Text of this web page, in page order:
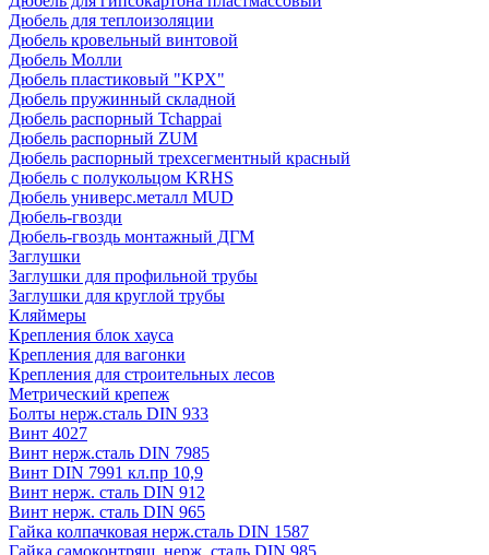
Дюбель для теплоизоляции
Дюбель кровельный винтовой
Дюбель Молли
Дюбель пластиковый "KPX"
Дюбель пружинный складной
Дюбель распорный Tchappai
Дюбель распорный ZUM
Дюбель распорный трехсегментный красный
Дюбель с полукольцом KRHS
Дюбель универс.металл MUD
Дюбель-гвозди
Дюбель-гвоздь монтажный ДГМ
Заглушки
Заглушки для профильной трубы
Заглушки для круглой трубы
Кляймеры
Крепления блок хауса
Крепления для вагонки
Крепления для строительных лесов
Метрический крепеж
Болты нерж.сталь DIN 933
Винт 4027
Винт нерж.сталь DIN 7985
Винт DIN 7991 кл.пр 10,9
Винт нерж. сталь DIN 912
Винт нерж. сталь DIN 965
Гайка колпачковая нерж.сталь DIN 1587
Гайка самоконтрящ. нерж. сталь DIN 985